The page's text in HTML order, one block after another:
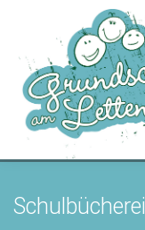
Schulbücherei